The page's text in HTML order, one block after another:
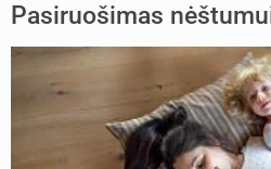
Pasiruošimas